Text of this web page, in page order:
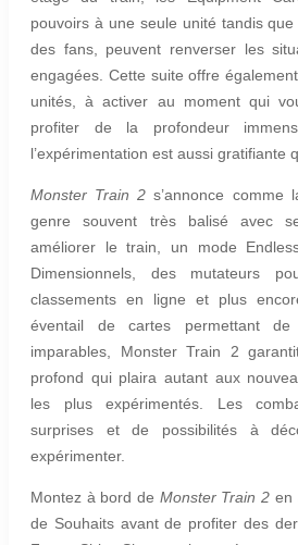
pouvoirs à une seule unité tandis
des fans, peuvent renverser les
engagées. Cette suite offre
unités, à activer au moment qui
profiter de la profondeur
l’expérimentation est aussi gratifiante
Monster Train 2 s’annonce comme
genre souvent très balisé avec
améliorer le train, un mode
Dimensionnels, des mutateurs
classements en ligne et plus
éventail de cartes permettant de
imparables, Monster Train 2
profond qui plaira autant aux
les plus expérimentés. Les
surprises et de possibilités à
expérimenter.
Montez à bord de Monster Train 2 en
de Souhaits avant de profiter des